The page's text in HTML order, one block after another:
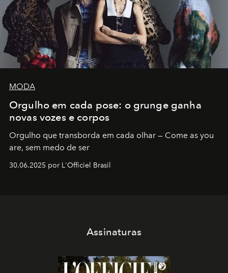
MODA
Orgulho em cada pose: o grunge ganha
novas vozes e corpos
Orgulho que transborda em cada olhar — Come as you
are, sem medo de ser
30.06.2025 por L'Officiel Brasil
Assinaturas